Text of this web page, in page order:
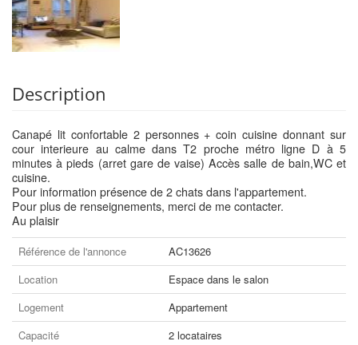
Description
Canapé lit confortable 2 personnes + coin cuisine donnant sur
cour interieure au calme dans T2 proche métro ligne D à 5
minutes à pieds (arret gare de vaise) Accès salle de bain,WC et
cuisine.
Pour information présence de 2 chats dans l'appartement.
Pour plus de renseignements, merci de me contacter.
Au plaisir
Référence de l'annonce
AC13626
Location
Espace dans le salon
Logement
Appartement
Capacité
2 locataires